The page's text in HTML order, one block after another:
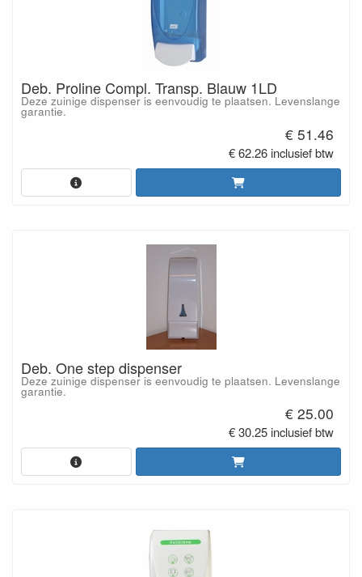
Deb. Proline Compl. Transp. Blauw 1LD
Deze zuinige dispenser is eenvoudig te plaatsen. Levenslange
garantie.
€ 51.46
€ 62.26 inclusief btw
Deb. One step dispenser
Deze zuinige dispenser is eenvoudig te plaatsen. Levenslange
garantie.
€ 25.00
€ 30.25 inclusief btw